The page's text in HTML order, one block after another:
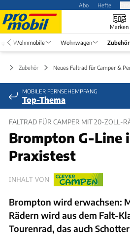
Abo Hefte
Marken
Wohnmobile Wohnwagen Zubehör
Zubehör Neues Faltrad für Camper &
MOBILER FERNSEHEMPFANG
Top-Thema
FALTRAD FÜR CAMPER MIT 20-ZOLL-
Brompton G-Line
Praxistest
INHALT VON
Brompton wird erwachsen:
Rädern wird aus dem Falt-
Tourenrad, das auch